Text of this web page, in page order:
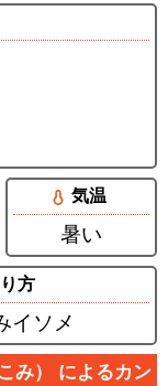
気温
暑い
方
イソメ
み） によるカン